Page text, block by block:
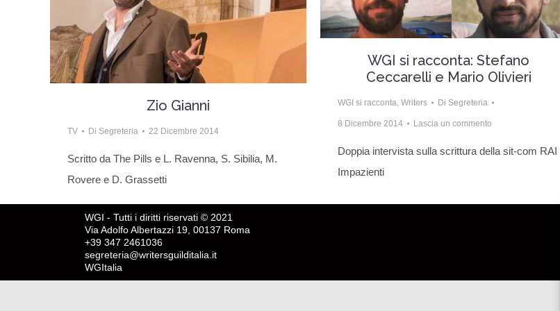
Zio Gianni
TV Di Segreteria 22 Dicembre 2014
Scritto da The Pills e L. Ravenna, S. Sibilia, M.
Rovere e D. Grassetti
WGI si racconta: Stefano
Ceccarelli e Mario Olivieri
WGI si racconta, Writers Di Segreteria
8 Dicembre 2014 Lascia un commento
Doppia intervista sulla scrittura della sit-com RAI
Impazienti
WGI - Tutti i diritti riservati © 2021
Via Adolfo Albertazzi 19, 00137 Roma
+39 347 2461036
segreteria@writersguilditalia.it
WGItalia